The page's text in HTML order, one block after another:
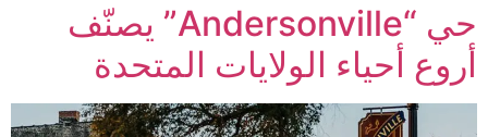
حي “Andersonville” يصنّف
أروع أحياء الولايات المتحدة